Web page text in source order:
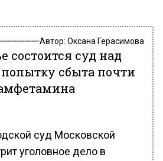
Автор: Оксана Герасимова
состоится суд над
сбыта почти
суд Московской
уголовное дело в